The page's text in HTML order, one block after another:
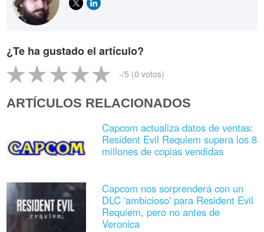
¿Te ha gustado el artículo?
-/5 (0 votos)
ARTÍCULOS RELACIONADOS
Capcom actualiza datos de ventas:
Resident Evil Requiem supera los 8
millones de copias vendidas
Capcom nos sorprenderá con un
DLC 'ambicioso' para Resident Evil
Requiem, pero no antes de
Veronica